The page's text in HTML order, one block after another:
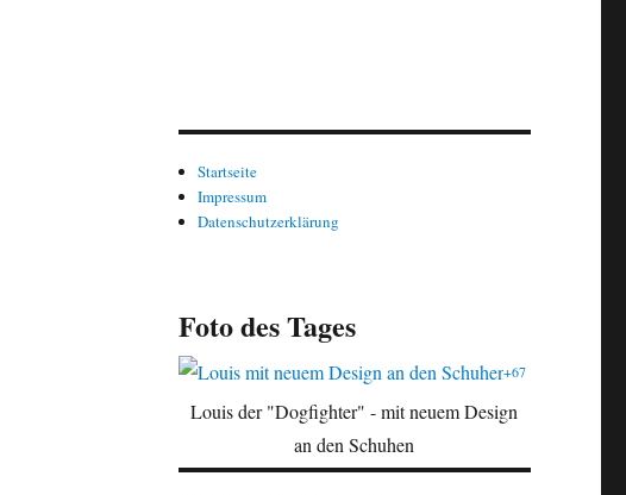
Startseite
Impressum
Datenschutzerklärung
Foto des Tages
+67
Louis der "Dogfighter" - mit neuem Design
an den Schuhen